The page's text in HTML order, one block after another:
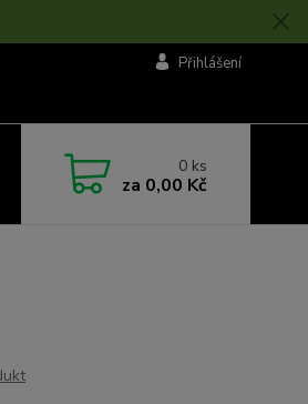
Přihlášení
0 ks
za 0,00 Kč